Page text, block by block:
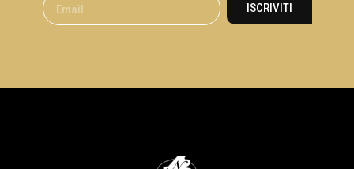
ISCRIVITI